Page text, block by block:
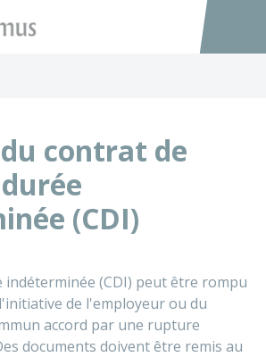
Accéder
contrat de
(CDI)
indéterminée (CDI) peut être rompu
de l'employeur ou du
accord par une rupture
documents doivent être remis au